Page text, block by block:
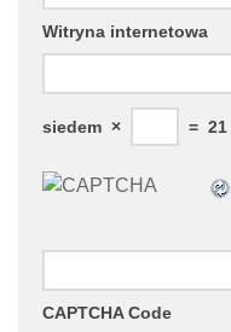
Witryna internetowa
siedem × = 21
CAPTCHA Code